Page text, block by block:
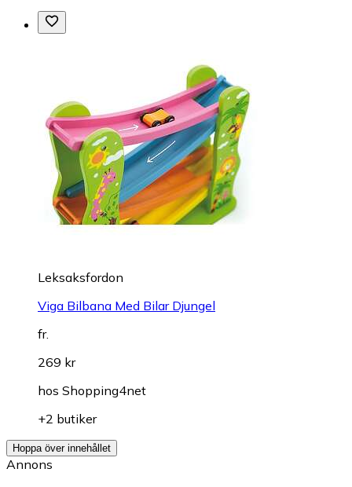
Leksaksfordon
Viga Bilbana Med Bilar Djungel
fr.
269 kr
hos Shopping4net
+2 butiker
Hoppa över innehållet
Annons